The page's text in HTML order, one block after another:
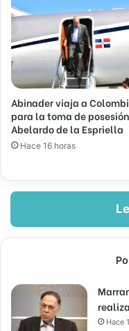
Abinader viaja a
para la toma de
Abelardo de la Espriella
Hace 16 horas
Hace